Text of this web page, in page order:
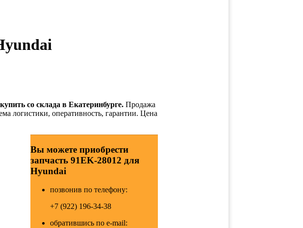
со склада в Екатеринбурге. Продажа
логистики, оперативность, гарантии. Цена
Вы можете приобрести
запчасть 91EK-28012 для
Hyundai
позвонив по телефону:
+7 (922) 196-34-38
обратившись по e-mail: